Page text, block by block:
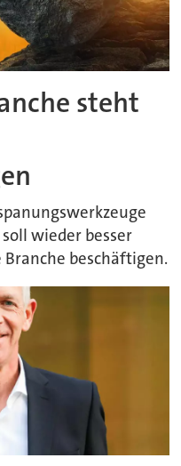
steht
wieder besser
beschäftigen.